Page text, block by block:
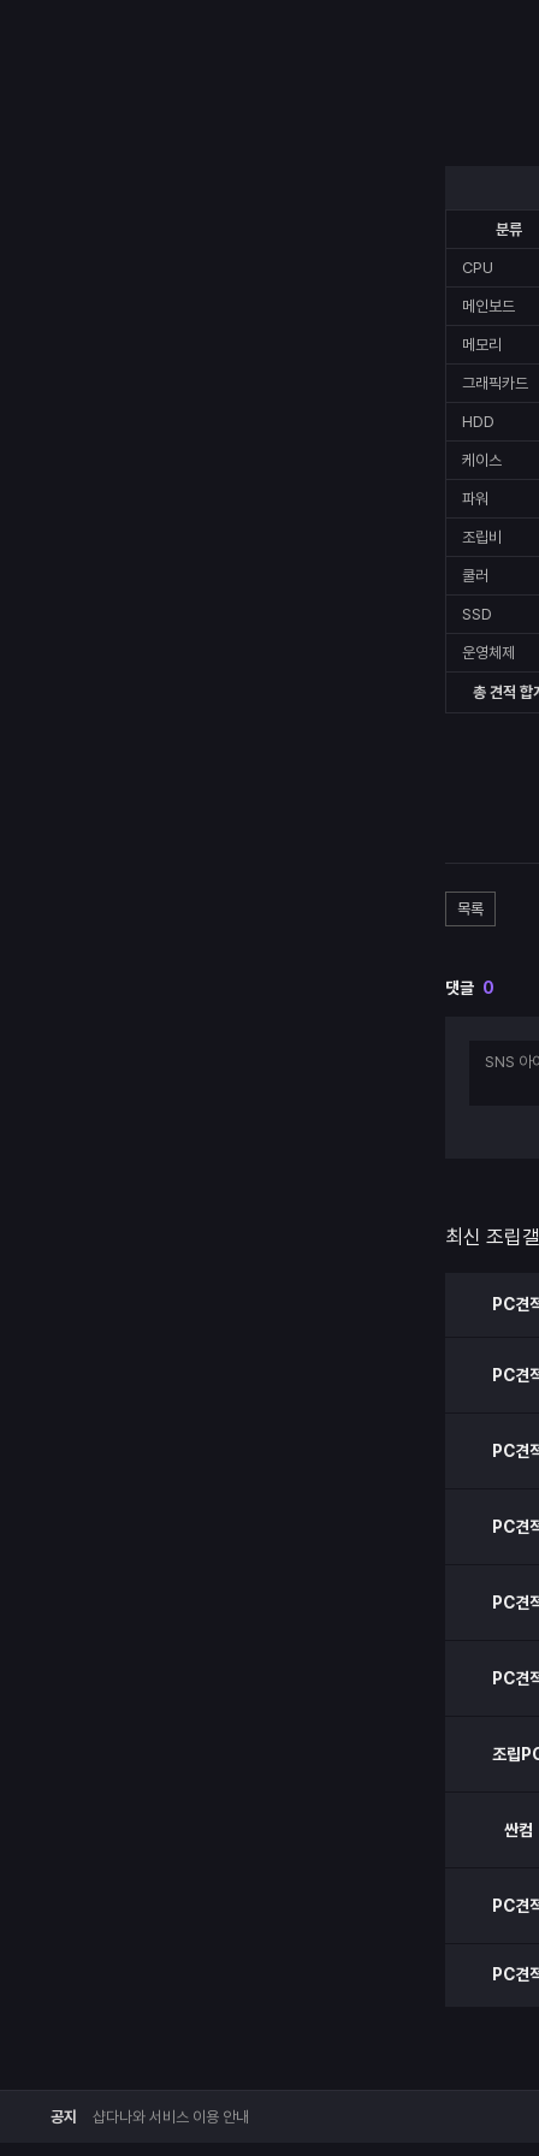
분류
CPU
메인보드
메모리
그래픽카드
HDD
케이스
파워
조립비
쿨러
SSD
운영체제
총 견적 합
목록
댓글 0
최신 조립
PC견
PC견
PC견
PC견
PC견
PC견
조립
싼컴
PC견
PC견
공지 샵다나와 서비스 이용 안내